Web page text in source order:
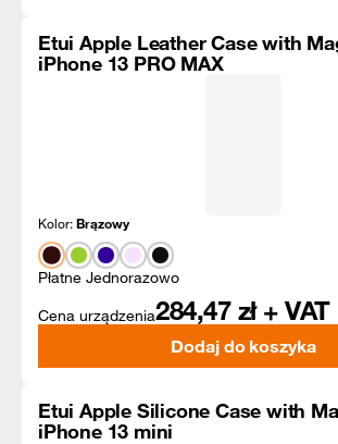
Etui Apple Leather Case with
iPhone 13 PRO MAX
Kolor:Brązowy
Płatne Jednorazowo
Cena urządzenia284,47 zł + VAT
Dodaj do koszyka
Etui Apple Silicone Case with
iPhone 13 mini